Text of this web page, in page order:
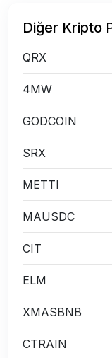
Diğer Kripto
QRX
4MW
GODCOIN
SRX
METTI
MAUSDC
CIT
ELM
XMASBNB
CTRAIN